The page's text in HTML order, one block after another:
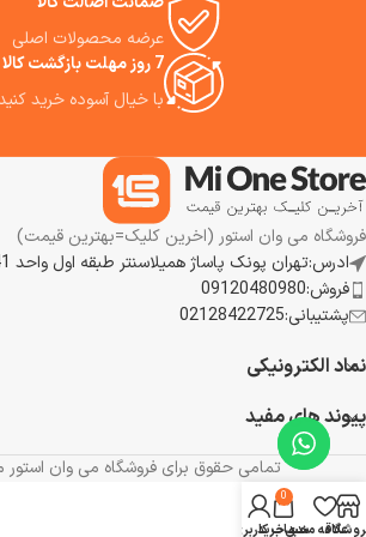
عرضه محصولات اصلی
7 روز مهلت بازگشت کالا
با خیال آسوده خرید
فروشگاه می وان استور (اخرین کلیک=بهترین قیمت)
ادرس:تهران پونک پاساژ همیلاسنتر طبقه اول واحد 141 فروشگاه شیائومی
فروش:09120480980
پشتیبانی:02128422725
نماد الکترونیکی
پیوند های مفید
تمامی حقوق برای فروشگاه می وان
علاقه مندی
0
سبد خرید
حساب کاربری من